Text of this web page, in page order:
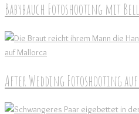
Babybauch Fotoshooting mit
After Wedding Fotoshooting